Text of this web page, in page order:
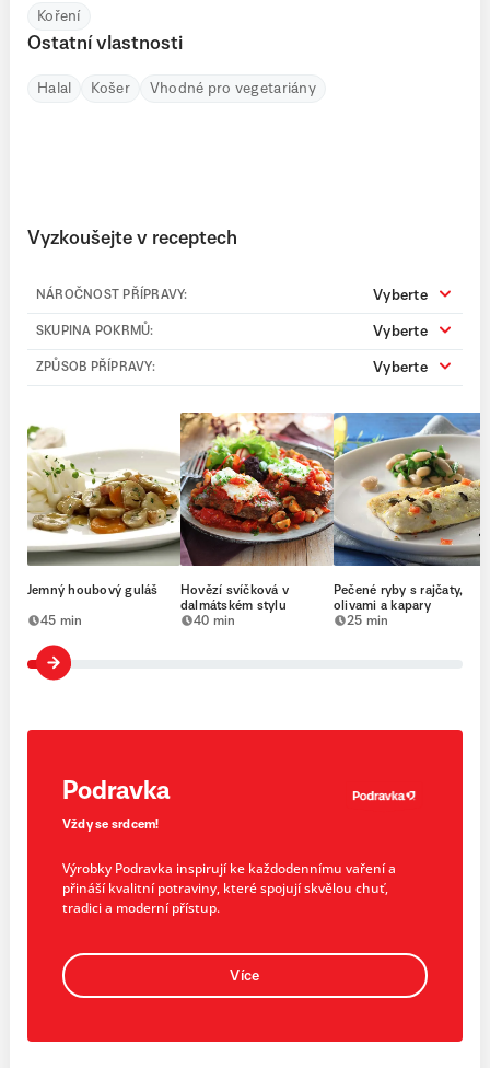
Koření
Ostatní vlastnosti
Halal Košer Vhodné pro vegetariány
Vyzkoušejte v receptech
NÁROČNOST PŘÍPRAVY: Vyberte
SKUPINA POKRMŮ: Vyberte
ZPŮSOB PŘÍPRAVY: Vyberte
Jemný houbový guláš
45 min
Hovězí svíčková v
dalmátském stylu
40 min
Pečené ryby s rajčaty,
olivami a kapary
25 min
Podravka
Vždy se srdcem!
Výrobky Podravka inspirují ke každodennímu vaření a
přináší kvalitní potraviny, které spojují skvělou chuť,
tradici a moderní přístup.
Více